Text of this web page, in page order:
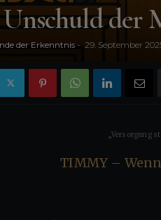
der
der Erkenntnis- 29. September
„Versorgung